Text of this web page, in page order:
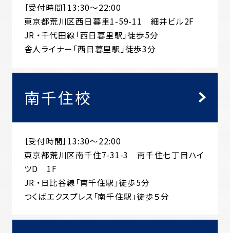
［受付時間］13:30～22:00
東京都荒川区西日暮里1-59-11 細井ビル2F
JR ・千代田線「西日暮里駅」徒歩5分
舎人ライナー「西日暮里駅」徒歩3分
南千住校
［受付時間］13:30～22:00
東京都荒川区南千住7-31-3 南千住七丁目ハイ
ツD 1F
JR ・日比谷線「南千住駅」徒歩5分
つくばエクスプレス「南千住駅」徒歩５分